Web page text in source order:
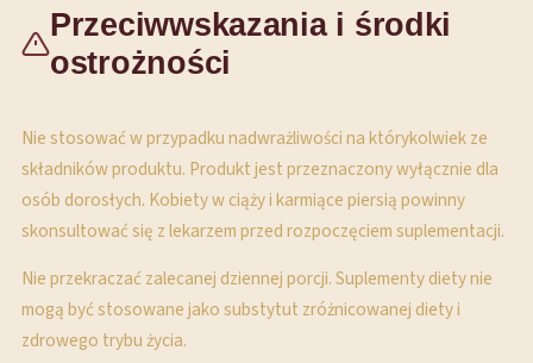
Przeciwwskazania i środki
ostrożności
Nie stosować w przypadku nadwrażliwości na którykolwiek ze
składników produktu. Produkt jest przeznaczony wyłącznie dla
osób dorosłych. Kobiety w ciąży i karmiące piersią powinny
skonsultować się z lekarzem przed rozpoczęciem suplementacji.
Nie przekraczać zalecanej dziennej porcji. Suplementy diety nie
mogą być stosowane jako substytut zróżnicowanej diety i
zdrowego trybu życia.